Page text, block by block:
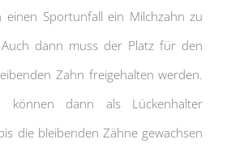
einen Sportunfall ein Milchzahn zu
dann muss der Platz für den
Zahn freigehalten werden.
können dann als Lückenhalter
die bleibenden Zähne gewachsen